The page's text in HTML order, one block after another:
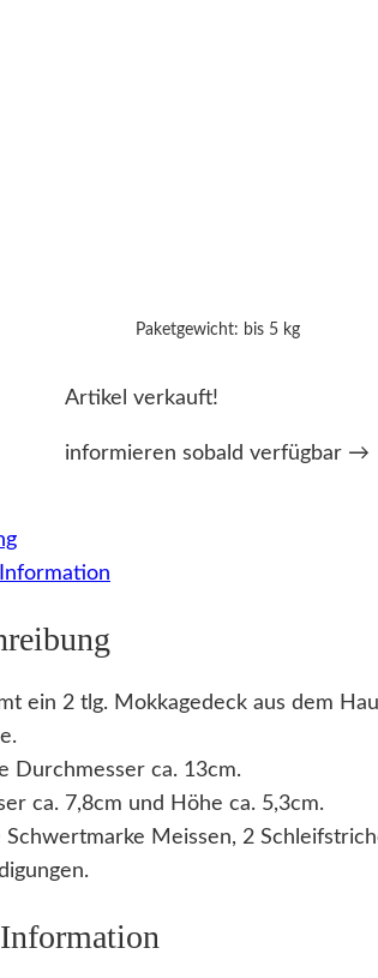
Paketgewicht: bis 5 kg
Artikel verkauft!
informieren sobald verfügbar →
ein 2 tlg. Mokkagedeck aus dem
Durchmesser ca. 13cm.
ca. 7,8cm und Höhe ca. 5,3cm.
Schwertmarke Meissen, 2